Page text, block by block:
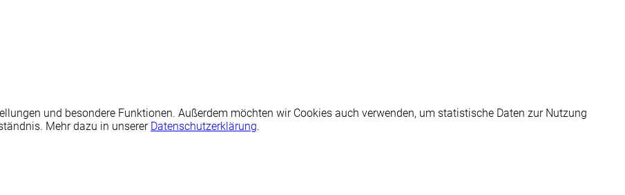
und besondere Funktionen. Außerdem möchten wir Cookies auch verwenden, um statistische Daten zur Nutzung
Mehr dazu in unserer Datenschutzerklärung.